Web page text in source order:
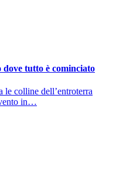
tutto è cominciato
colline dell’entroterra
in…